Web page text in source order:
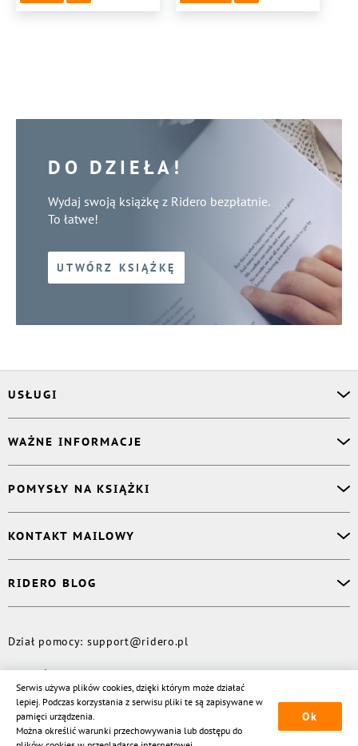
DO DZIEŁA!
Wydaj swoją książkę z Ridero bezpłatnie.
To łatwe!
UTWÓRZ KSIĄŻKĘ
USŁUGI
Korektor
Projektant okładki
Druk Twojej książki
Publikacja
WAŻNE INFORMACJE
Książki Ridero
Pomoc
Polityka prywatności
POMYSŁY NA KSIĄŻKI
Dzienniczek malucha
Książka eksperta
Wydaj tomik poezji
KONTAKT MAILOWY
Kontakt dla mediów
RIDERO BLOG
Więcej
© Rideró, 2013—2026
Dział pomocy: support@ridero.pl
Serwis używa plików cookies, dzięki którym może działać
lepiej. Podczas korzystania z serwisu pliki te są zapisywane w
pamięci urządzenia.
Można określić warunki przechowywania lub dostępu do
Ok